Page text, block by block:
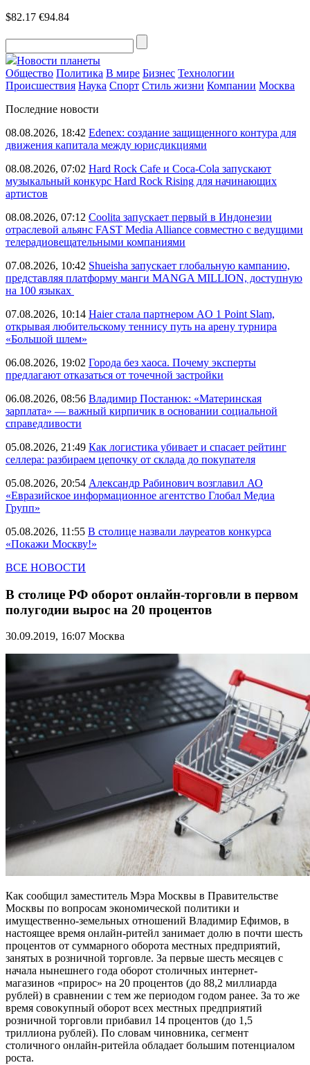
$82.17 €94.84
Новости планеты
Общество Политика В мире Бизнес Технологии
Происшествия Наука Спорт Стиль жизни Компании Москва
Последние новости
08.08.2026, 18:42 Edenex: создание защищенного контура для
движения капитала между юрисдикциями
08.08.2026, 07:02 Hard Rock Cafe и Coca-Cola запускают
музыкальный конкурс Hard Rock Rising для начинающих
артистов
08.08.2026, 07:12 Coolita запускает первый в Индонезии
отраслевой альянс FAST Media Alliance совместно с ведущими
телерадиовещательными компаниями
07.08.2026, 10:42 Shueisha запускает глобальную кампанию,
представляя платформу манги MANGA MILLION, доступную
на 100 языках
07.08.2026, 10:14 Haier стала партнером AO 1 Point Slam,
открывая любительскому теннису путь на арену турнира
«Большой шлем»
06.08.2026, 19:02 Города без хаоса. Почему эксперты
предлагают отказаться от точечной застройки
06.08.2026, 08:56 Владимир Постанюк: «Материнская
зарплата» — важный кирпичик в основании социальной
справедливости
05.08.2026, 21:49 Как логистика убивает и спасает рейтинг
селлера: разбираем цепочку от склада до покупателя
05.08.2026, 20:54 Александр Рабинович возглавил АО
«Евразийское информационное агентство Глобал Медиа
Групп»
05.08.2026, 11:55 В столице назвали лауреатов конкурса
«Покажи Москву!»
ВСЕ НОВОСТИ
В столице РФ оборот онлайн-торговли в первом
полугодии вырос на 20 процентов
30.09.2019, 16:07 Москва
Как сообщил заместитель Мэра Москвы в Правительстве
Москвы по вопросам экономической политики и
имущественно-земельных отношений Владимир Ефимов, в
настоящее время онлайн-ритейл занимает долю в почти шесть
процентов от суммарного оборота местных предприятий,
занятых в розничной торговле. За первые шесть месяцев с
начала нынешнего года оборот столичных интернет-
магазинов «прирос» на 20 процентов (до 88,2 миллиарда
рублей) в сравнении с тем же периодом годом ранее. За то же
время совокупный оборот всех местных предприятий
розничной торговли прибавил 14 процентов (до 1,5
триллиона рублей). По словам чиновника, сегмент
столичного онлайн-ритейла обладает большим потенциалом
роста.